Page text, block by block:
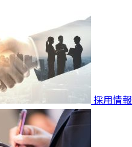
採用情報